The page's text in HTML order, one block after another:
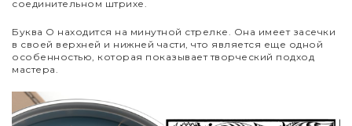
соединительном штрихе.
Буква О находится на минутной стрелке. Она имеет засечки
в своей верхней и нижней части, что является еще одной
особенностью, которая показывает творческий подход
мастера.